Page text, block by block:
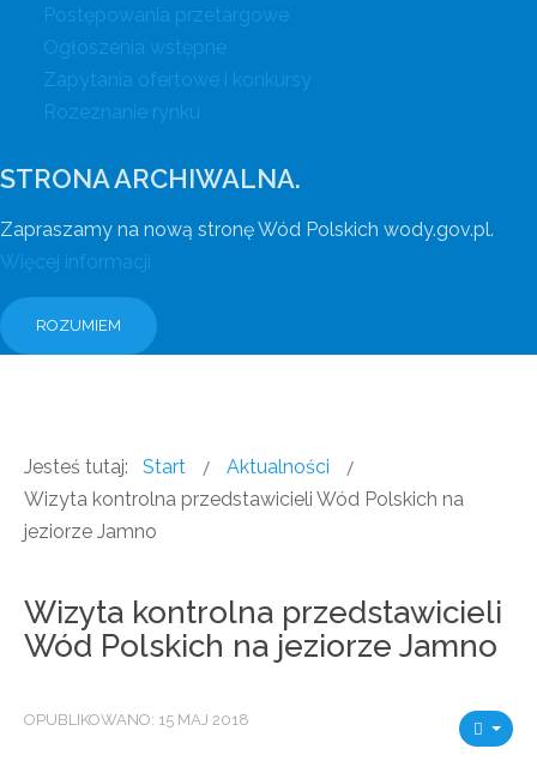
Postępowania przetargowe
Ogłoszenia wstępne
Zapytania ofertowe i konkursy
Rozeznanie rynku
STRONA ARCHIWALNA.
Zapraszamy na nową stronę Wód Polskich wody.gov.pl.
Więcej informacji
ROZUMIEM
Jesteś tutaj: Start
Aktualności
Wizyta kontrolna przedstawicieli Wód Polskich na
jeziorze Jamno
Wizyta kontrolna przedstawicieli
Wód Polskich na jeziorze Jamno
OPUBLIKOWANO: 15 MAJ 2018